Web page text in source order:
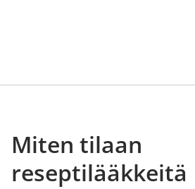
Miten tilaan
reseptilääkkeitä